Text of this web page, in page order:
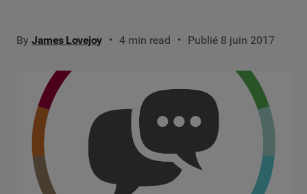
By James Lovejoy 4 min read Publié 8 juin 2017